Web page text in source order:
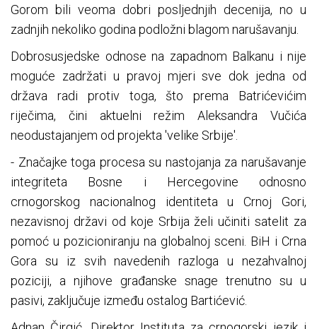
Gorom bili veoma dobri posljednjih decenija, no u
zadnjih nekoliko godina podložni blagom narušavanju.
Dobrosusjedske odnose na zapadnom Balkanu i nije
moguće zadržati u pravoj mjeri sve dok jedna od
država radi protiv toga, što prema Batrićevićim
riječima, čini aktuelni režim Aleksandra Vučića
neodustajanjem od projekta 'velike Srbije'.
- Značajke toga procesa su nastojanja za narušavanje
integriteta Bosne i Hercegovine odnosno
crnogorskog nacionalnog identiteta u Crnoj Gori,
nezavisnoj državi od koje Srbija želi učiniti satelit za
pomoć u pozicioniranju na globalnoj sceni. BiH i Crna
Gora su iz svih navedenih razloga u nezahvalnoj
poziciji, a njihove građanske snage trenutno su u
pasivi, zaključuje između ostalog Bartićević.